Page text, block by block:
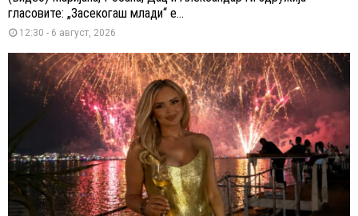
гласовите: „Засекогаш млади“ е...
12:30 - 6 август, 2026